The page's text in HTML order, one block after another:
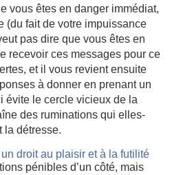
vous êtes en danger immédiat,
(du fait de votre impuissance
pas dire que vous êtes en
recevoir ces messages pour ce
et il vous revient ensuite
à donner en prenant un
évite le cercle vicieux de la
des ruminations qui elles-
la détresse.
droit au plaisir et à la futilité
pénibles d’un côté, mais